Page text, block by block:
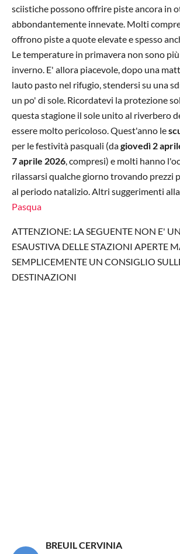
sciistiche possono offrire piste ancora in
abbondantemente innevate. Molti
offrono piste a quote elevate e spesso
Le temperature in primavera non sono
inverno. E' allora piacevole, dopo una
lauto pasto nel rifugio, stendersi su una
un po' di sole. Ricordatevi la protezione
questa stagione il sole unito al riverbero
essere molto pericoloso. Quest'anno le
per le festività pasquali (dagiovedì 2
7 aprile 2026, compresi) e molti hanno
rilassarsi qualche giorno trovando prezzi
al periodo natalizio. Altri suggerimenti
Pasqua
ATTENZIONE: LA SEGUENTE NON E'
ESAUSTIVA DELLE STAZIONI APERTE
SEMPLICEMENTE UN CONSIGLIO
DESTINAZIONI
BREUIL CERVINIA